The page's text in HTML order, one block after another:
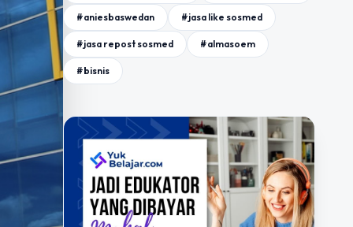
#aniesbaswedan #jasa like sosmed
#jasa repost sosmed #almasoem
#bisnis